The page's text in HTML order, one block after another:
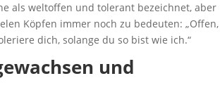
als weltoffen und tolerant bezeichnet, aber
Köpfen immer noch zu bedeuten: „Offen,
dich, solange du so bist wie ich.“
und